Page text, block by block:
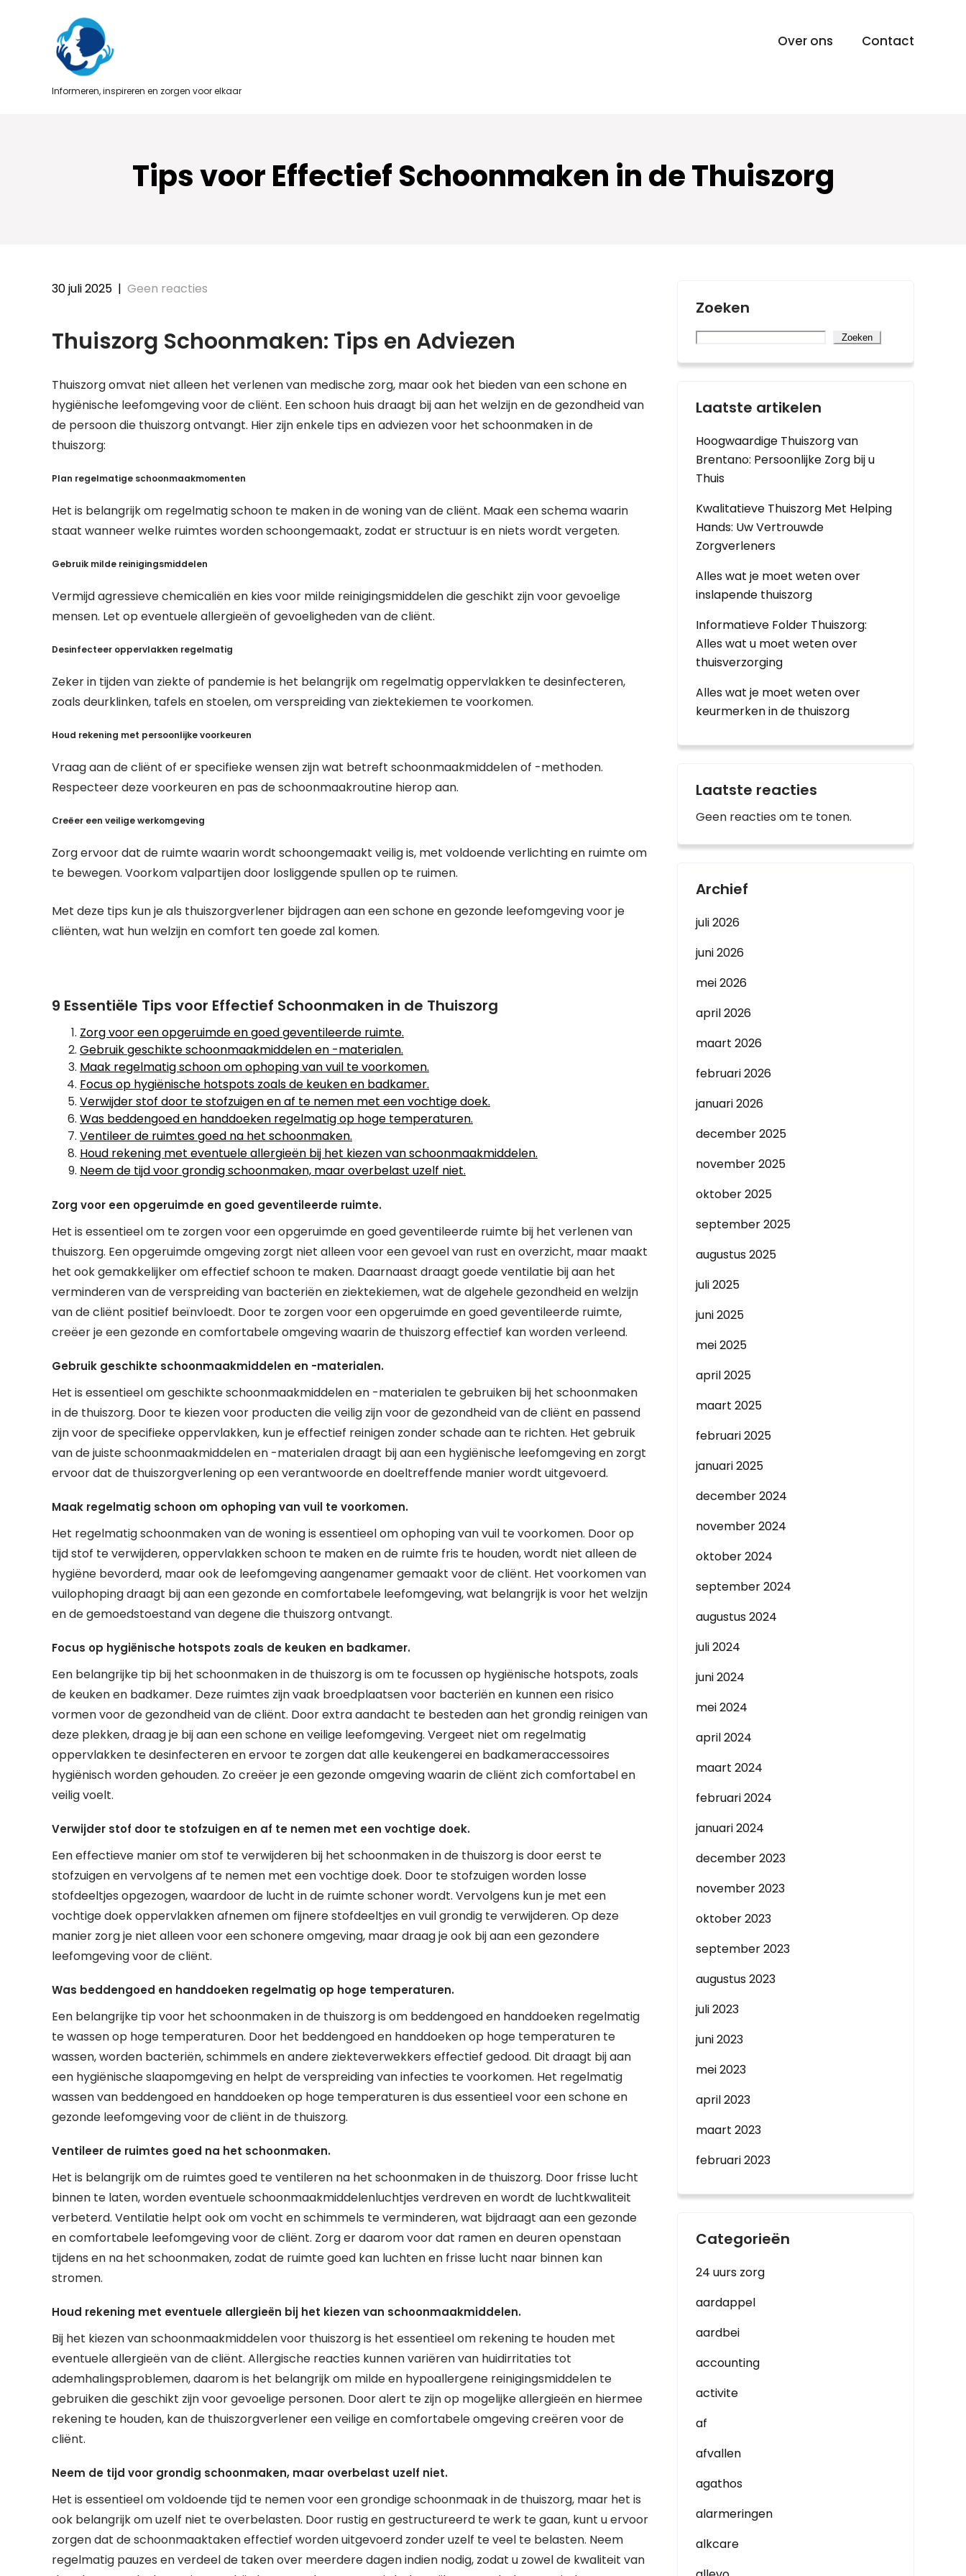
Informeren, inspireren en zorgen voor elkaar
Over ons Contact
Tips voor Effectief Schoonmaken in de Thuiszorg
30 juli 2025 | Geen reacties
Thuiszorg Schoonmaken: Tips en Adviezen
Thuiszorg omvat niet alleen het verlenen van medische zorg, maar ook het bieden van een schone en
hygiënische leefomgeving voor de cliënt. Een schoon huis draagt bij aan het welzijn en de gezondheid van
de persoon die thuiszorg ontvangt. Hier zijn enkele tips en adviezen voor het schoonmaken in de
thuiszorg:
Plan regelmatige schoonmaakmomenten
Het is belangrijk om regelmatig schoon te maken in de woning van de cliënt. Maak een schema waarin
staat wanneer welke ruimtes worden schoongemaakt, zodat er structuur is en niets wordt vergeten.
Gebruik milde reinigingsmiddelen
Vermijd agressieve chemicaliën en kies voor milde reinigingsmiddelen die geschikt zijn voor gevoelige
mensen. Let op eventuele allergieën of gevoeligheden van de cliënt.
Desinfecteer oppervlakken regelmatig
Zeker in tijden van ziekte of pandemie is het belangrijk om regelmatig oppervlakken te desinfecteren,
zoals deurklinken, tafels en stoelen, om verspreiding van ziektekiemen te voorkomen.
Houd rekening met persoonlijke voorkeuren
Vraag aan de cliënt of er specifieke wensen zijn wat betreft schoonmaakmiddelen of -methoden.
Respecteer deze voorkeuren en pas de schoonmaakroutine hierop aan.
Creëer een veilige werkomgeving
Zorg ervoor dat de ruimte waarin wordt schoongemaakt veilig is, met voldoende verlichting en ruimte om
te bewegen. Voorkom valpartijen door losliggende spullen op te ruimen.
Met deze tips kun je als thuiszorgverlener bijdragen aan een schone en gezonde leefomgeving voor je
cliënten, wat hun welzijn en comfort ten goede zal komen.
9 Essentiële Tips voor Effectief Schoonmaken in de Thuiszorg
Zorg voor een opgeruimde en goed geventileerde ruimte.
Gebruik geschikte schoonmaakmiddelen en -materialen.
Maak regelmatig schoon om ophoping van vuil te voorkomen.
Focus op hygiënische hotspots zoals de keuken en badkamer.
Verwijder stof door te stofzuigen en af te nemen met een vochtige doek.
Was beddengoed en handdoeken regelmatig op hoge temperaturen.
Ventileer de ruimtes goed na het schoonmaken.
Houd rekening met eventuele allergieën bij het kiezen van schoonmaakmiddelen.
Neem de tijd voor grondig schoonmaken, maar overbelast uzelf niet.
Zorg voor een opgeruimde en goed geventileerde ruimte.
Het is essentieel om te zorgen voor een opgeruimde en goed geventileerde ruimte bij het verlenen van
thuiszorg. Een opgeruimde omgeving zorgt niet alleen voor een gevoel van rust en overzicht, maar maakt
het ook gemakkelijker om effectief schoon te maken. Daarnaast draagt goede ventilatie bij aan het
verminderen van de verspreiding van bacteriën en ziektekiemen, wat de algehele gezondheid en welzijn
van de cliënt positief beïnvloedt. Door te zorgen voor een opgeruimde en goed geventileerde ruimte,
creëer je een gezonde en comfortabele omgeving waarin de thuiszorg effectief kan worden verleend.
Gebruik geschikte schoonmaakmiddelen en -materialen.
Het is essentieel om geschikte schoonmaakmiddelen en -materialen te gebruiken bij het schoonmaken
in de thuiszorg. Door te kiezen voor producten die veilig zijn voor de gezondheid van de cliënt en passend
zijn voor de specifieke oppervlakken, kun je effectief reinigen zonder schade aan te richten. Het gebruik
van de juiste schoonmaakmiddelen en -materialen draagt bij aan een hygiënische leefomgeving en zorgt
ervoor dat de thuiszorgverlening op een verantwoorde en doeltreffende manier wordt uitgevoerd.
Maak regelmatig schoon om ophoping van vuil te voorkomen.
Het regelmatig schoonmaken van de woning is essentieel om ophoping van vuil te voorkomen. Door op
tijd stof te verwijderen, oppervlakken schoon te maken en de ruimte fris te houden, wordt niet alleen de
hygiëne bevorderd, maar ook de leefomgeving aangenamer gemaakt voor de cliënt. Het voorkomen van
vuilophoping draagt bij aan een gezonde en comfortabele leefomgeving, wat belangrijk is voor het welzijn
en de gemoedstoestand van degene die thuiszorg ontvangt.
Focus op hygiënische hotspots zoals de keuken en badkamer.
Een belangrijke tip bij het schoonmaken in de thuiszorg is om te focussen op hygiënische hotspots, zoals
de keuken en badkamer. Deze ruimtes zijn vaak broedplaatsen voor bacteriën en kunnen een risico
vormen voor de gezondheid van de cliënt. Door extra aandacht te besteden aan het grondig reinigen van
deze plekken, draag je bij aan een schone en veilige leefomgeving. Vergeet niet om regelmatig
oppervlakken te desinfecteren en ervoor te zorgen dat alle keukengerei en badkameraccessoires
hygiënisch worden gehouden. Zo creëer je een gezonde omgeving waarin de cliënt zich comfortabel en
veilig voelt.
Verwijder stof door te stofzuigen en af te nemen met een vochtige doek.
Een effectieve manier om stof te verwijderen bij het schoonmaken in de thuiszorg is door eerst te
stofzuigen en vervolgens af te nemen met een vochtige doek. Door te stofzuigen worden losse
stofdeeltjes opgezogen, waardoor de lucht in de ruimte schoner wordt. Vervolgens kun je met een
vochtige doek oppervlakken afnemen om fijnere stofdeeltjes en vuil grondig te verwijderen. Op deze
manier zorg je niet alleen voor een schonere omgeving, maar draag je ook bij aan een gezondere
leefomgeving voor de cliënt.
Was beddengoed en handdoeken regelmatig op hoge temperaturen.
Een belangrijke tip voor het schoonmaken in de thuiszorg is om beddengoed en handdoeken regelmatig
te wassen op hoge temperaturen. Door het beddengoed en handdoeken op hoge temperaturen te
wassen, worden bacteriën, schimmels en andere ziekteverwekkers effectief gedood. Dit draagt bij aan
een hygiënische slaapomgeving en helpt de verspreiding van infecties te voorkomen. Het regelmatig
wassen van beddengoed en handdoeken op hoge temperaturen is dus essentieel voor een schone en
gezonde leefomgeving voor de cliënt in de thuiszorg.
Ventileer de ruimtes goed na het schoonmaken.
Het is belangrijk om de ruimtes goed te ventileren na het schoonmaken in de thuiszorg. Door frisse lucht
binnen te laten, worden eventuele schoonmaakmiddelenluchtjes verdreven en wordt de luchtkwaliteit
verbeterd. Ventilatie helpt ook om vocht en schimmels te verminderen, wat bijdraagt aan een gezonde
en comfortabele leefomgeving voor de cliënt. Zorg er daarom voor dat ramen en deuren openstaan
tijdens en na het schoonmaken, zodat de ruimte goed kan luchten en frisse lucht naar binnen kan
stromen.
Houd rekening met eventuele allergieën bij het kiezen van schoonmaakmiddelen.
Bij het kiezen van schoonmaakmiddelen voor thuiszorg is het essentieel om rekening te houden met
eventuele allergieën van de cliënt. Allergische reacties kunnen variëren van huidirritaties tot
ademhalingsproblemen, daarom is het belangrijk om milde en hypoallergene reinigingsmiddelen te
gebruiken die geschikt zijn voor gevoelige personen. Door alert te zijn op mogelijke allergieën en hiermee
rekening te houden, kan de thuiszorgverlener een veilige en comfortabele omgeving creëren voor de
cliënt.
Neem de tijd voor grondig schoonmaken, maar overbelast uzelf niet.
Het is essentieel om voldoende tijd te nemen voor een grondige schoonmaak in de thuiszorg, maar het is
ook belangrijk om uzelf niet te overbelasten. Door rustig en gestructureerd te werk te gaan, kunt u ervoor
zorgen dat de schoonmaaktaken effectief worden uitgevoerd zonder uzelf te veel te belasten. Neem
regelmatig pauzes en verdeel de taken over meerdere dagen indien nodig, zodat u zowel de kwaliteit van
Zoeken
Zoeken
Laatste artikelen
Hoogwaardige Thuiszorg van
Brentano: Persoonlijke Zorg bij u
Thuis
Kwalitatieve Thuiszorg Met Helping
Hands: Uw Vertrouwde
Zorgverleners
Alles wat je moet weten over
inslapende thuiszorg
Informatieve Folder Thuiszorg:
Alles wat u moet weten over
thuisverzorging
Alles wat je moet weten over
keurmerken in de thuiszorg
Laatste reacties
Geen reacties om te tonen.
Archief
juli 2026
juni 2026
mei 2026
april 2026
maart 2026
februari 2026
januari 2026
december 2025
november 2025
oktober 2025
september 2025
augustus 2025
juli 2025
juni 2025
mei 2025
april 2025
maart 2025
februari 2025
januari 2025
december 2024
november 2024
oktober 2024
september 2024
augustus 2024
juli 2024
juni 2024
mei 2024
april 2024
maart 2024
februari 2024
januari 2024
december 2023
november 2023
oktober 2023
september 2023
augustus 2023
juli 2023
juni 2023
mei 2023
april 2023
maart 2023
februari 2023
Categorieën
24 uurs zorg
aardappel
aardbei
accounting
activite
af
afvallen
agathos
alarmeringen
alkcare